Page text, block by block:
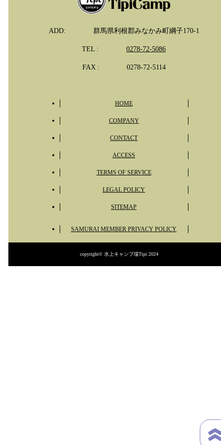
ADD: 群馬県利根郡みなかみ町綱子170-1
TEL : 0278-72-5086
FAX : 0278-72-5114
HOME
COMPANY
CONTACT
ACCESS
TERMS OF SERVICE
LEGAL POLICY
SITEMAP
SAMURAI MEMBER PRIVACY POLICY
copyright© 水上キャンプ場Tipi 2024